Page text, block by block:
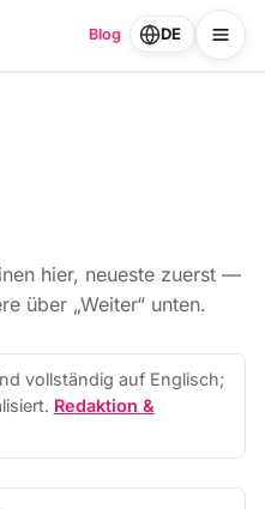
Blog DE
hier, neueste zuerst —
über „Weiter“ unten.
vollständig auf Englisch;
Redaktion &